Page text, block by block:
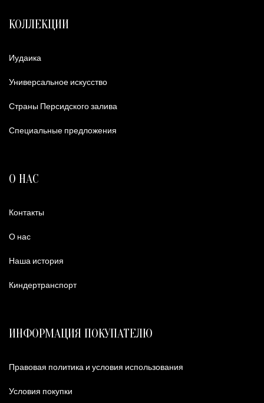
КОЛЛЕКЦИИ
Иудаика
Универсальное искусство
Страны Персидского залива
Специальные предложения
О НАС
Контакты
О нас
Наша история
Киндертранспорт
ИНФОРМАЦИЯ ПОКУПАТЕЛЮ
Правовая политика и условия использования
Условия покупки